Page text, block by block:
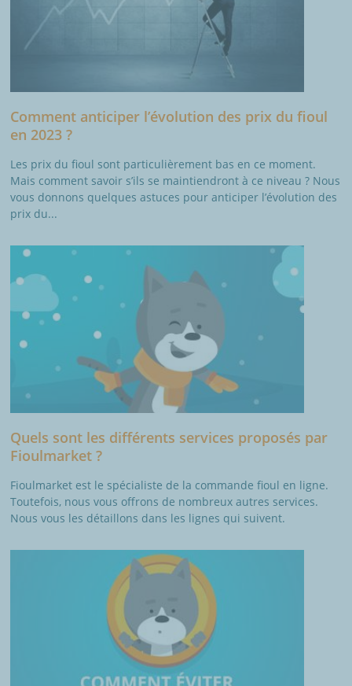
Comment anticiper l’évolution des prix du fioul
en 2023 ?
Les prix du fioul sont particulièrement bas en ce moment.
Mais comment savoir s’ils se maintiendront à ce niveau ? Nous
vous donnons quelques astuces pour anticiper l’évolution des
prix du...
Quels sont les différents services proposés par
Fioulmarket ?
Fioulmarket est le spécialiste de la commande fioul en ligne.
Toutefois, nous vous offrons de nombreux autres services.
Nous vous les détaillons dans les lignes qui suivent.